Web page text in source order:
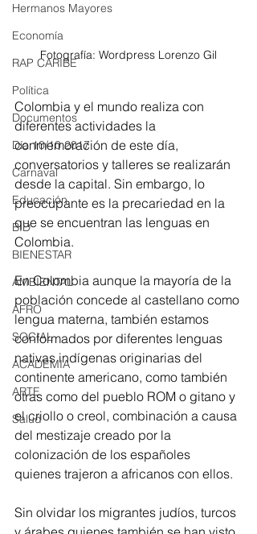
Hermanos Mayores
Economía
RAP CARIBE
Política
Documentos
Día 10/10 2017
Carnaval
Educación
BID
BIENESTAR
AMBIENTAL
AFRO
SOCIAL
ACADEMIA
ARTE
Salud
Fotografía: Wordpress Lorenzo Gil
Colombia y el mundo realiza con
diferentes actividades la
conmemoración de este día,
conversatorios y talleres se realizarán
desde la capital. Sin embargo, lo
preocupante es la precariedad en la
que se encuentran las lenguas en
Colombia.
En Colombia aunque la mayoría de la
población concede al castellano como
lengua materna, también estamos
conformados por diferentes lenguas
nativas indígenas originarias del
continente americano, como también
otras como del pueblo ROM o gitano y
el criollo o creol, combinación a causa
del mestizaje creado por la
colonización de los españoles
quienes trajeron a africanos con ellos.
Sin olvidar los migrantes judíos, turcos